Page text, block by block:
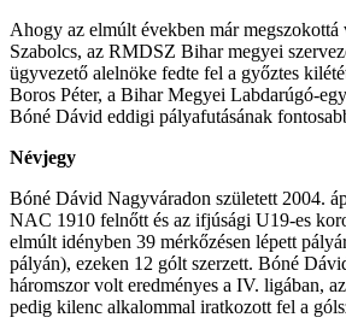
Ahogy az elmúlt években már
Szabolcs, az RMDSZ Bihar megyei
ügyvezető alelnöke fedte fel a győztes
Boros Péter, a Bihar Megyei Labdarúgó-
Bóné Dávid eddigi pályafutásának
Névjegy
Bóné Dávid Nagyváradon született 2004.
NAC 1910 felnőtt és az ifjúsági U19-es
elmúlt idényben 39 mérkőzésen lépett
pályán), ezeken 12 gólt szerzett. Bóné
háromszor volt eredményes a IV. ligában,
pedig kilenc alkalommal iratkozott fel a